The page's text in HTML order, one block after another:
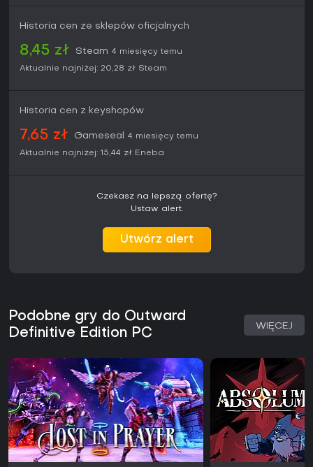
Historia cen ze sklepów oficjalnych
8,45 zł Steam 4 miesięcy temu
Aktualnie najniżej: 20,28 zł Steam
Historia cen z keyshopów
7,65 zł Gameseal
4 miesięcy temu
Aktualnie najniżej: 15,44 zł Eneba
Czekasz na lepszą ofertę?
Ustaw alert.
Utwórz alert
Podobne gry do Outward
Definitive Edition PC
WIĘCEJ